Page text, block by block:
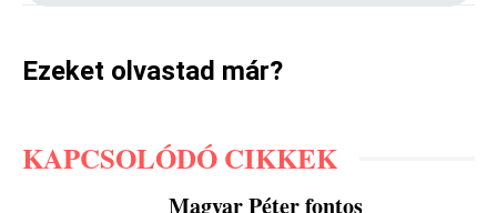
Ezeket olvastad már?
KAPCSOLÓDÓ CIKKEK
Magyar Péter fontos